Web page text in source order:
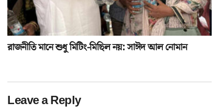
রাজনীতি মানে শুধু মিটিং-মিছিল নয়: সাঈদ আল নোমান
Leave a Reply